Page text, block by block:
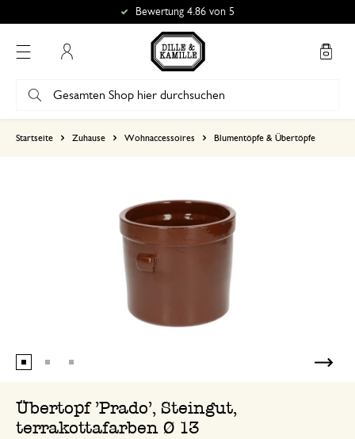
Bewertung 4.86 von 5
Startseite Zuhause Wohnaccessoires Blumentöpfe & Übertöpfe
Übertopf 'Prado', Steingut,
terrakottafarben Ø 13